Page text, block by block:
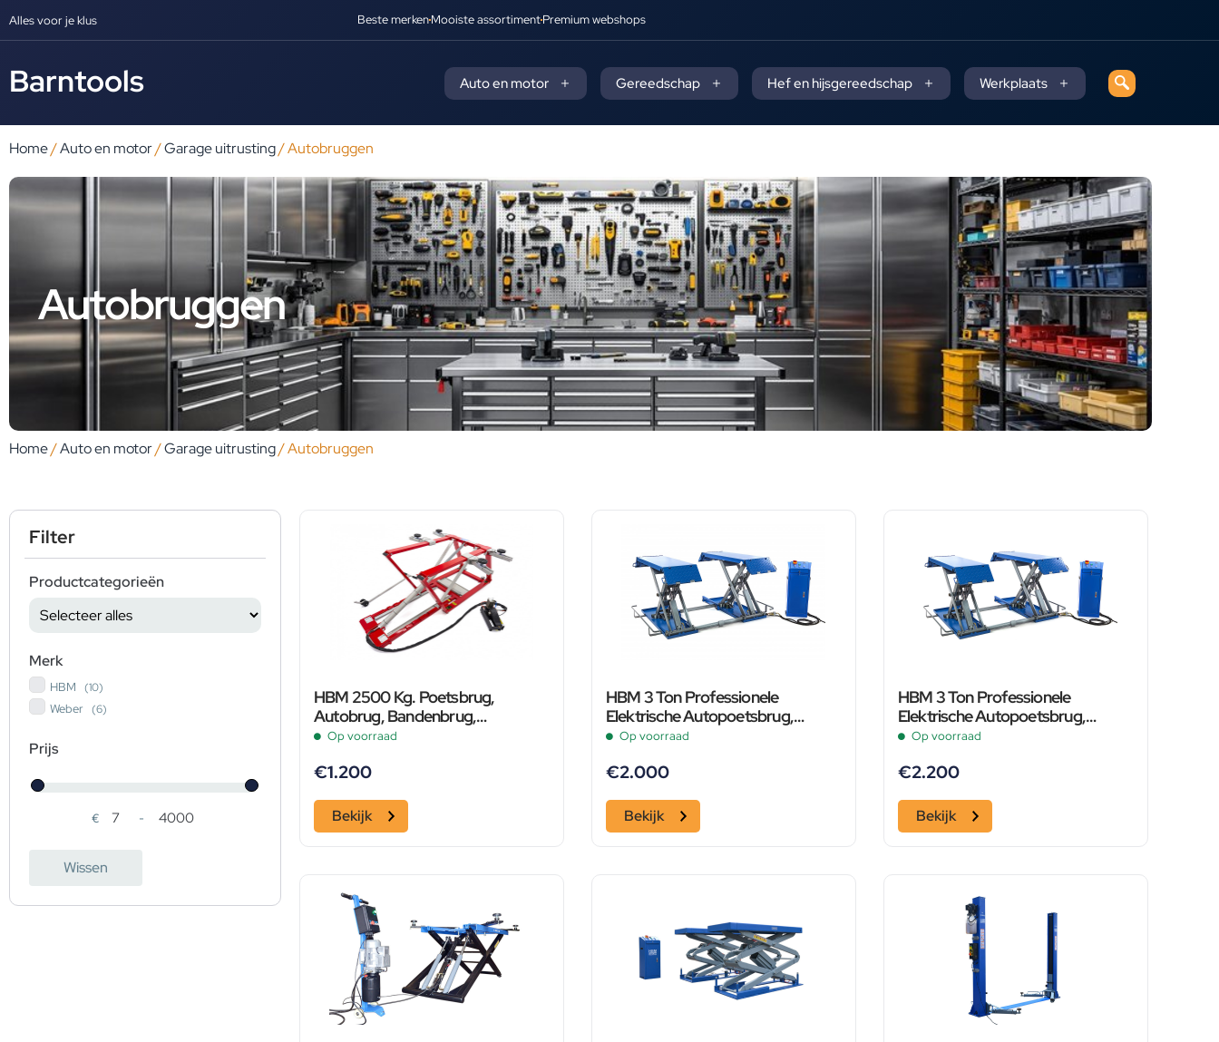
Alles voor je klus Beste merkenMooiste assortimentPremium webshops
Barntools Auto en motor Gereedschap Hef en hijsgereedschap Werkplaats
Home/Auto en motor/Garage uitrusting/ Autobruggen
Autobruggen
Home/Auto en motor/Garage uitrusting/ Autobruggen
Filter
Productcategorieën
Merk
HBM (10)
Weber (6)
Prijs
€
Minimale prijs
-
Maximale prijs
Wissen
HBM 2500 Kg. Poetsbrug,
Autobrug, Bandenbrug,
Verstelbaar, Extra Laag
Op voorraad
€1.200
Bekijk
HBM 3 Ton Professionele
Elektrische Autopoetsbrug,
Poetsbrug, Bandenbrug
Op voorraad
€2.000
Bekijk
HBM 3 Ton Professionele
Elektrische Autopoetsbrug,
Poetsbrug, Bandenbrug – 400
Op voorraad
€2.200
Bekijk